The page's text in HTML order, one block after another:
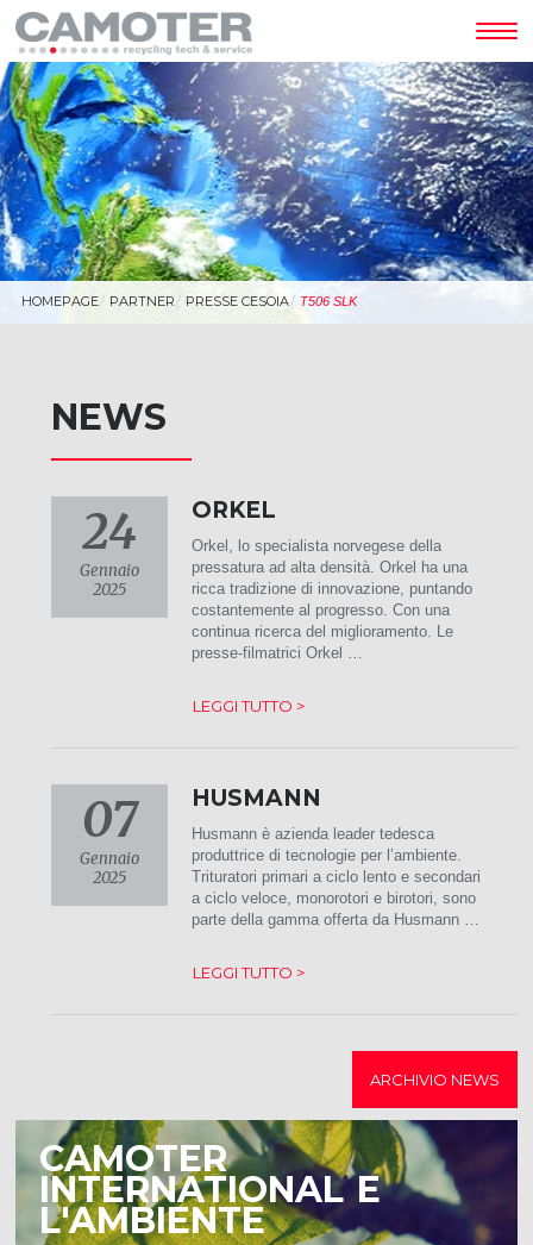
HOMEPAGE PARTNER PRESSE CESOIA T506 SLK
NEWS
24
Gennaio
2025
ORKEL
Orkel, lo specialista norvegese della
pressatura ad alta densità. Orkel ha una
ricca tradizione di innovazione, puntando
costantemente al progresso. Con una
continua ricerca del miglioramento. Le
presse-filmatrici Orkel …
LEGGI TUTTO >
07
Gennaio
2025
HUSMANN
Husmann è azienda leader tedesca
produttrice di tecnologie per l’ambiente.
Trituratori primari a ciclo lento e secondari
a ciclo veloce, monorotori e birotori, sono
parte della gamma offerta da Husmann …
LEGGI TUTTO >
ARCHIVIO NEWS
CAMOTER
INTERNATIONAL E
L'AMBIENTE